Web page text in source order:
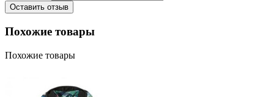
Оставить отзыв
Похожие товары
Похожие товары